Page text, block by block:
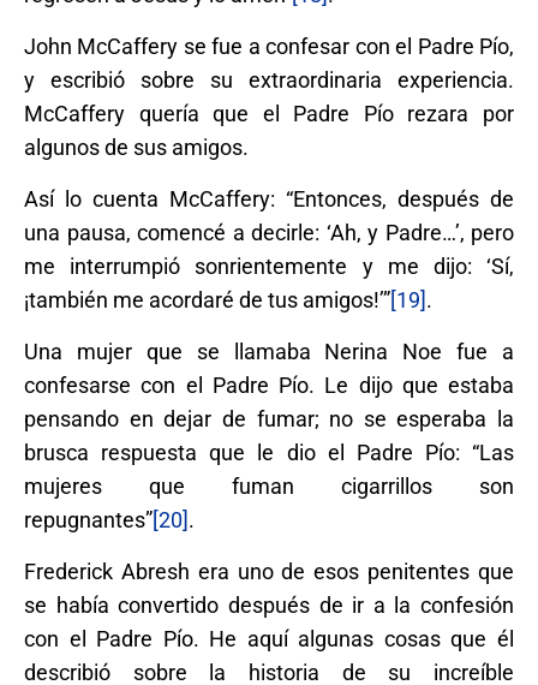
John McCaffery se fue a confesar con el Padre Pío,
y escribió sobre su extraordinaria experiencia.
McCaffery quería que el Padre Pío rezara por
algunos de sus amigos.
Así lo cuenta McCaffery: “Entonces, después de
una pausa, comencé a decirle: ‘Ah, y Padre…’, pero
me interrumpió sonrientemente y me dijo: ‘Sí,
¡también me acordaré de tus amigos!’”[19].
Una mujer que se llamaba Nerina Noe fue a
confesarse con el Padre Pío. Le dijo que estaba
pensando en dejar de fumar; no se esperaba la
brusca respuesta que le dio el Padre Pío: “Las
mujeres que fuman cigarrillos son
repugnantes”[20].
Frederick Abresh era uno de esos penitentes que
se había convertido después de ir a la confesión
con el Padre Pío. He aquí algunas cosas que él
describió sobre la historia de su increíble